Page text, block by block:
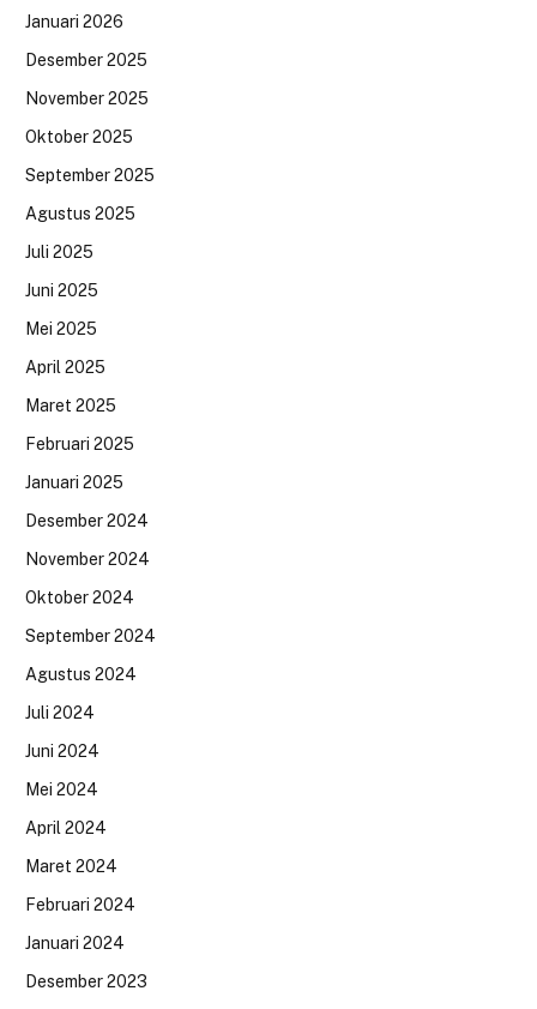
Januari 2026
Desember 2025
November 2025
Oktober 2025
September 2025
Agustus 2025
Juli 2025
Juni 2025
Mei 2025
April 2025
Maret 2025
Februari 2025
Januari 2025
Desember 2024
November 2024
Oktober 2024
September 2024
Agustus 2024
Juli 2024
Juni 2024
Mei 2024
April 2024
Maret 2024
Februari 2024
Januari 2024
Desember 2023